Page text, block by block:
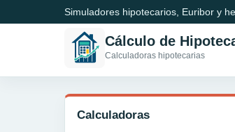
Simuladores hipotecarios, Euribor y
Cálculo de
Calculadoras hipotecarias
Calculadoras